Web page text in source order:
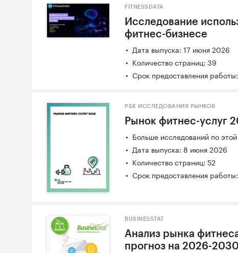
FITNESSDATA
Исследование
фитнес-бизнесе
Дата выпуска: 17 июня 2026
Количество страниц: 39
Срок предоставления
РБК ИССЛЕДОВАНИЯ РЫНКОВ
Рынок фитнес-услуг
Больше исследований по
Дата выпуска: 8 июня 2026
Количество страниц: 52
Срок предоставления
BUSINESSTAT
Анализ рынка
прогноз на 2026-